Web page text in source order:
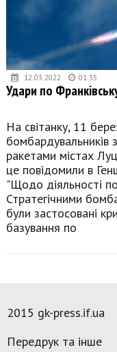
12.03.2022 01:35
Удари по
На світанку, 11
бомбардувальників
ракетами містах
це повідомили в
"Щодо діяльності
Стратегічними
були застосовані
базування по
2015 gk-press.if.ua
Передрук та інше